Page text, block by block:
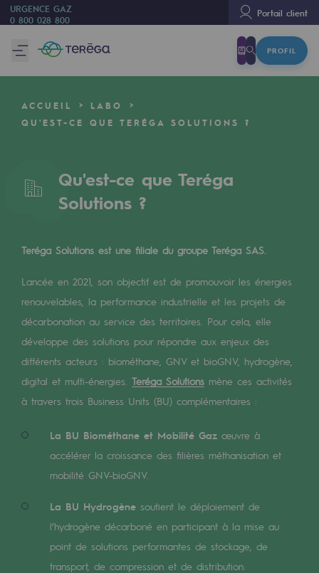
URGENCE GAZ
0 800 028 800
Portail client
PROFIL
Nous sommes
80 ans d'histoire
Teréga
Accélérateur de la transition énergétique
Une organisation adaptative et
Digitalisation
Transversalité et Collaboratif
Notre culture et nos valeurs
Une organisation certifiée
Notre organisation
Notre organisation
Indicateurs
Publications institutionnelles
ACCUEIL
LABO
QU'EST-CE QUE TERÉGA SOLUTIONS ?
Qu'est-ce que Teréga
Solutions ?
Teréga Solutions est une filiale du groupe Teréga SAS.
Lancée en 2021, son objectif est de promouvoir les énergies
renouvelables, la performance industrielle et les projets de
décarbonation au service des territoires. Pour cela, elle
développe des solutions pour répondre aux enjeux des
différents acteurs : biométhane, GNV et bioGNV, hydrogène,
digital et multi-énergies. Teréga Solutions mène ces activités
à travers trois Business Units (BU) complémentaires :
La BU Biométhane et Mobilité Gaz œuvre à
accélérer la croissance des filières méthanisation et
mobilité GNV-bioGNV.
La BU Hydrogène soutient le déploiement de
l’hydrogène décarboné en participant à la mise au
point de solutions performantes de stockage, de
transport, de compression et de distribution.